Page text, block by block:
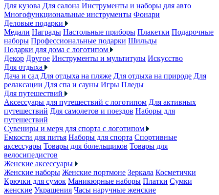
Для кузова Для салона Инструменты и наборы для авто
Многофункциональные инструменты Фонари
Деловые подарки
Медали Награды Настольные приборы Плакетки Подарочные
наборы Профессиональные подарки Шильды
Подарки для дома с логотипом
Декор Другое Инструменты и мультитулы Искусство
Для отдыха
Дача и сад Для отдыха на пляже Для отдыха на природе Для
релаксации Для спа и сауны Игры Пледы
Для путешествий
Аксессуары для путешествий с логотипом Для активных
путешествий Для самолетов и поездов Наборы для
путешествий
Сувениры и мерч для спорта с логотипом
Емкости для питья Наборы для спорта Спортивные
аксессуары Товары для болельщиков Товары для
велосипедистов
Женские аксессуары
Женские наборы Женские портмоне Зеркала Косметички
Крючки для сумок Маникюрные наборы Платки Сумки
женские Украшения Часы наручные женские